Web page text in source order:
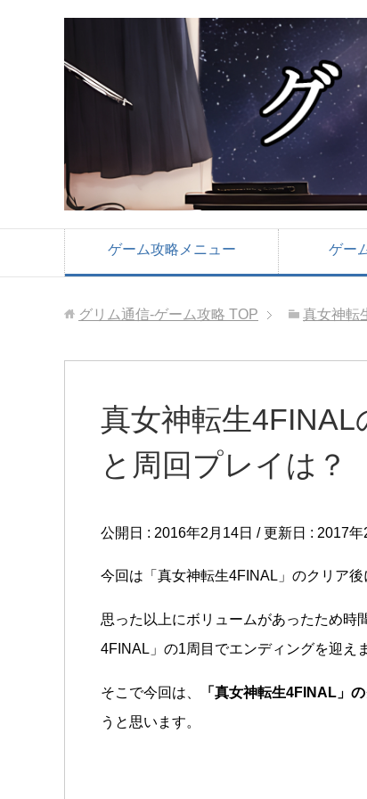
ゲーム攻略メニュー ゲー
グリム通信-ゲーム攻略 TOP 真女神転
真女神転生
と周回プレイは？
公開日 : 2016年2月14日 / 更新日 : 2017年
今回は「真女神転生4FINAL」のクリア後
思った以上にボリュームがあったため時
4FINAL」の1周目でエンディングを迎え
そこで今回は、 「真女神転生4FINAL」
うと思います。